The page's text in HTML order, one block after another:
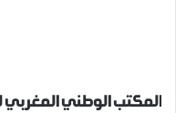
المكتب الوطني المغربي